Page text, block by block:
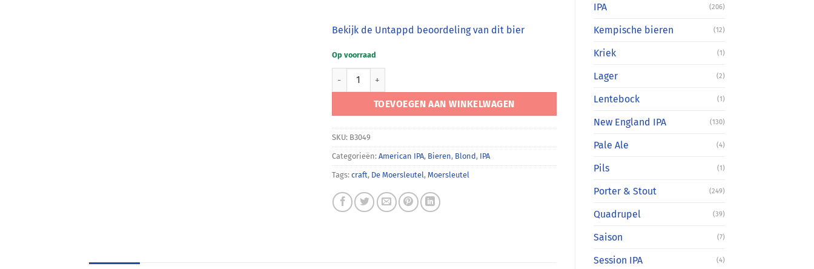
IPA (206)
Kempische bieren (12)
Kriek (1)
Lager (2)
Lentebock (1)
New England IPA (130)
Pale Ale (4)
Pils (1)
Porter & Stout (249)
Quadrupel (39)
Saison (7)
Session IPA (4)
Bekijk de Untappd beoordeling van dit bier
Op voorraad
Moersleutel Blueprints: Vacuum Cleaner aantal
TOEVOEGEN AAN WINKELWAGEN
SKU: B3049
Categorieën: American IPA, Bieren, Blond, IPA
Tags: craft, De Moersleutel, Moersleutel